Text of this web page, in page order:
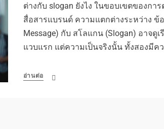
ต่างกับ slogan ยังไง ในขอบเขตของกา
สื่อสารแบรนด์ ความแตกต่างระหว่าง ข้
Message) กับ สโลแกน (Slogan) อาจดูเ
แวบแรก แต่ความเป็นจริงนั้น ทั้งสองมีค
อ่านต่อ